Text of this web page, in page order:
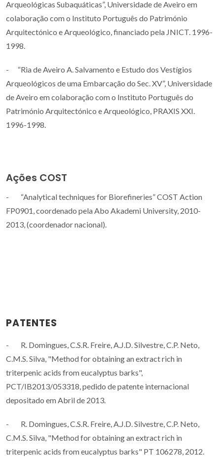
Arqueológicas Subaquáticas”, Universidade de Aveiro em
colaboração com o Instituto Português do Património
Arquitectónico e Arqueológico, financiado pela JNICT. 1996-
1998.
- “Ria de Aveiro A. Salvamento e Estudo dos Vestígios
Arqueológicos de uma Embarcação do Sec. XV”, Universidade
de Aveiro em colaboração com o Instituto Português do
Património Arquitectónico e Arqueológico, PRAXIS XXI.
1996-1998.
Ações COST
- “Analytical techniques for Biorefineries” COST Action
FP0901, coordenado pela Abo Akademi University, 2010-
2013, (coordenador nacional).
PATENTES
- R. Domingues, C.S.R. Freire, A.J.D. Silvestre, C.P. Neto,
C.M.S. Silva, "Method for obtaining an extract rich in
triterpenic acids from eucalyptus barks",
PCT/IB2013/053318, pedido de patente internacional
depositado em Abril de 2013.
- R. Domingues, C.S.R. Freire, A.J.D. Silvestre, C.P. Neto,
C.M.S. Silva, "Method for obtaining an extract rich in
triterpenic acids from eucalyptus barks" PT 106278, 2012.